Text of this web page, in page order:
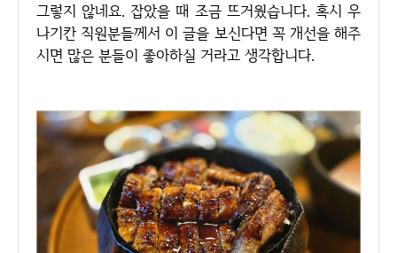
그렇지 않네요. 잡았을 때 조금 뜨거웠습니다. 혹시 우
나기칸 직원분들께서 이 글을 보신다면 꼭 개선을 해주
시면 많은 분들이 좋아하실 거라고 생각합니다.